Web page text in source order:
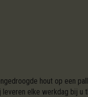
hout op een
elke werkdag bij u